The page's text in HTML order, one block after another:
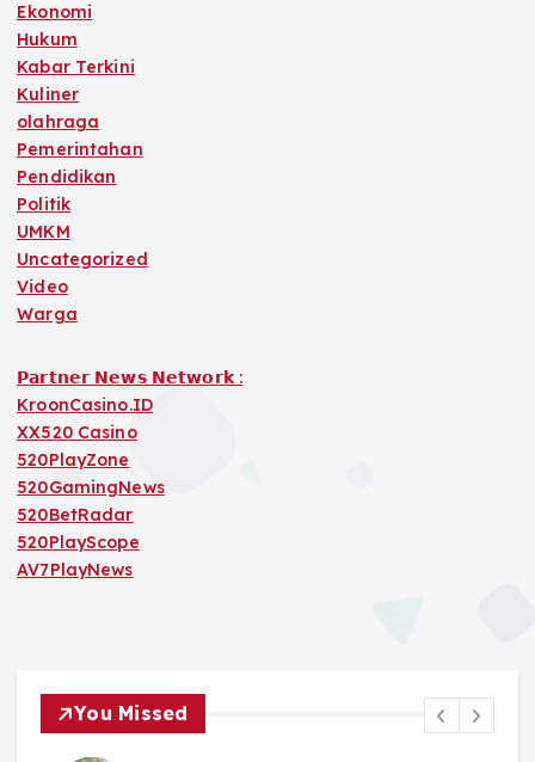
Ekonomi
Hukum
Kabar Terkini
Kuliner
olahraga
Pemerintahan
Pendidikan
Politik
UMKM
Uncategorized
Video
Warga
𝗣𝗮𝗿𝘁𝗻𝗲𝗿 𝗡𝗲𝘄𝘀 𝗡𝗲𝘁𝘄𝗼𝗿𝗸 :
KroonCasino.ID
XX520 Casino
520PlayZone
520GamingNews
520BetRadar
520PlayScope
AV7PlayNews
You Missed